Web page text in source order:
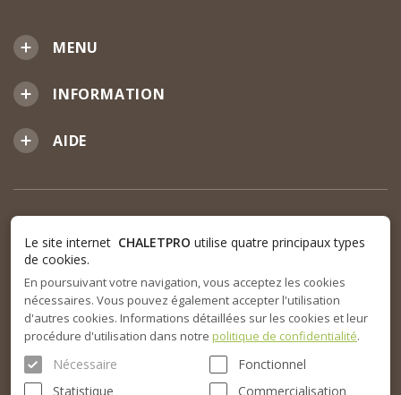
MENU
INFORMATION
AIDE
Le site internet CHALETPRO utilise quatre principaux types
de cookies.
En poursuivant votre navigation, vous acceptez les cookies
nécessaires. Vous pouvez également accepter l'utilisation
d'autres cookies. Informations détaillées sur les cookies et leur
procédure d'utilisation dans notre politique de confidentialité.
Nécessaire
Fonctionnel
Statistique
Commercialisation